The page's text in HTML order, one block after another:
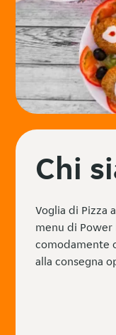
Chi
Voglia di Pizza
menu di Power
comodamente
alla consegna